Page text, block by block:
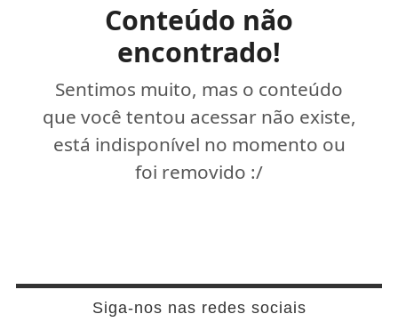
Conteúdo não
encontrado!
Sentimos muito, mas o conteúdo
que você tentou acessar não existe,
está indisponível no momento ou
foi removido :/
Siga-nos nas redes sociais